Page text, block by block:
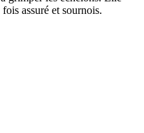
assuré et sournois.